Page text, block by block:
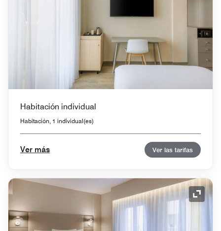
Habitación individual
Habitación, 1 individual(es)
Ver más Ver las tarifas
Icono